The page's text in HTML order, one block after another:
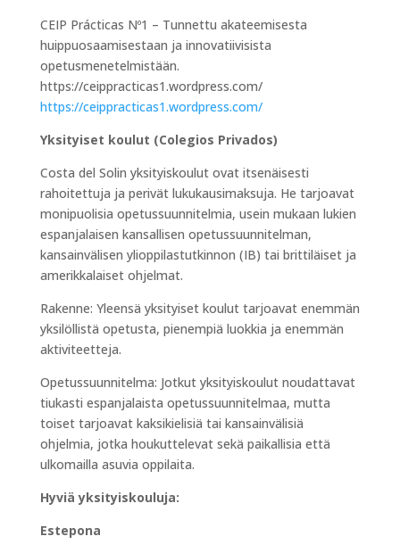
CEIP Prácticas Nº1 – Tunnettu akateemisesta
huippuosaamisestaan ja innovatiivisista
opetusmenetelmistään.
https://ceippracticas1.wordpress.com/
https://ceippracticas1.wordpress.com/
Yksityiset koulut (Colegios Privados)
Costa del Solin yksityiskoulut ovat itsenäisesti
rahoitettuja ja perivät lukukausimaksuja. He tarjoavat
monipuolisia opetussuunnitelmia, usein mukaan lukien
espanjalaisen kansallisen opetussuunnitelman,
kansainvälisen ylioppilastutkinnon (IB) tai brittiläiset ja
amerikkalaiset ohjelmat.
Rakenne: Yleensä yksityiset koulut tarjoavat enemmän
yksilöllistä opetusta, pienempiä luokkia ja enemmän
aktiviteetteja.
Opetussuunnitelma: Jotkut yksityiskoulut noudattavat
tiukasti espanjalaista opetussuunnitelmaa, mutta
toiset tarjoavat kaksikielisiä tai kansainvälisiä
ohjelmia, jotka houkuttelevat sekä paikallisia että
ulkomailla asuvia oppilaita.
Hyviä yksityiskouluja:
Estepona